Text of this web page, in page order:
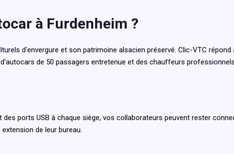
à Furdenheim ?
d'envergure et son patrimoine alsacien préservé. Clic-VTC répond
de 50 passagers entretenue et des chauffeurs
ports USB à chaque siège, vos collaborateurs peuvent rester
de leur bureau.